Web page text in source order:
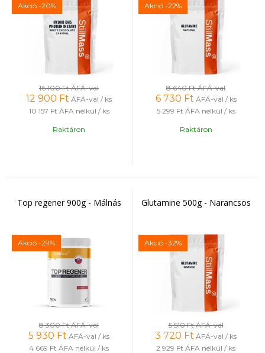
Akció -20%
16 100 FtÁFÁ-val
12 900 Ft ÁFÁ-val / ks
10 157 Ft ÁFA nélkül / ks
Raktáron
Akció -22%
8 640 FtÁFÁ-val
6 730 Ft ÁFÁ-val / ks
5 299 Ft ÁFA nélkül / ks
Raktáron
Top regener 900g - Málnás
Akció -29%
8 300 FtÁFÁ-val
5 930 Ft ÁFÁ-val / ks
4 669 Ft ÁFA nélkül / ks
Glutamine 500g - Narancsos
Akció -32%
5 510 FtÁFÁ-val
3 720 Ft ÁFÁ-val / ks
2 929 Ft ÁFA nélkül / ks